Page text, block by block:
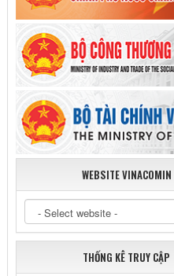
WEBSITE VINACOMIN
THỐNG KÊ TRUY CẬP